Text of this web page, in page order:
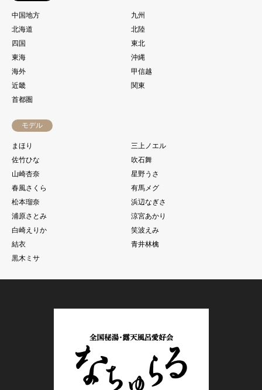
中国地方
九州
北海道
北陸
四国
東北
東海
沖縄
海外
甲信越
近畿
関東
首都圏
モデル
まほり
三上ノエル
佐竹ひな
吹石舞
山崎杏奈
星野うさ
春風さくら
有馬メグ
松本瑠奈
浜辺なぎさ
浦原さとみ
涼宮あかり
白崎えりか
笑波えみ
結衣
青井林檎
黒木ミサ